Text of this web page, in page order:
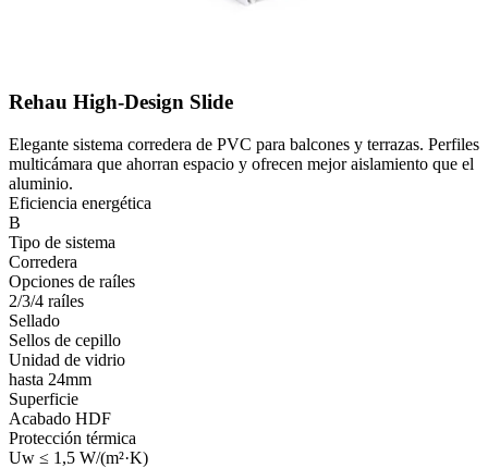
Rehau High-Design Slide
Elegante sistema corredera de PVC para balcones y terrazas. Perfiles
multicámara que ahorran espacio y ofrecen mejor aislamiento que el
aluminio.
Eficiencia energética
B
Tipo de sistema
Corredera
Opciones de raíles
2/3/4 raíles
Sellado
Sellos de cepillo
Unidad de vidrio
hasta 24mm
Superficie
Acabado HDF
Protección térmica
Uw ≤ 1,5 W/(m²·K)